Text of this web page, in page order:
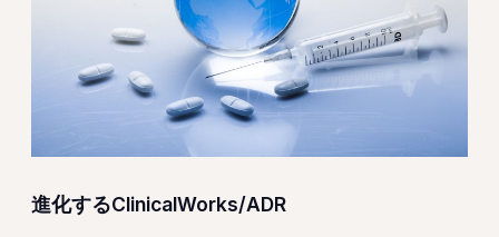
進化するClinicalWorks/ADR